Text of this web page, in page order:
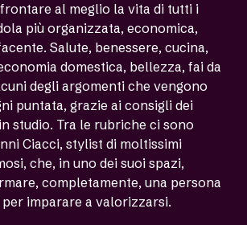
al meglio la vita di tutti i
più organizzata, economica,
Salute, benessere, cucina,
domestica, bellezza, fai da
degli argomenti che vengono
puntata, grazie ai consigli dei
studio. Tra le rubriche ci sono
Ciacci, stylist di moltissimi
che, in uno dei suoi spazi,
completamente, una persona
imparare a valorizzarsi.